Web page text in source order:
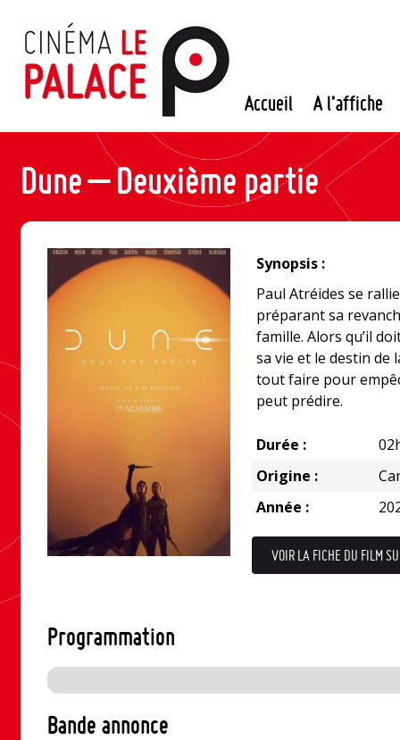
contenu
Accueil A l’affiche
Dune – Deuxième partie
Synopsis :
Paul Atréides se
préparant sa
famille. Alors qu’il
sa vie et le destin de
tout faire pour
peut prédire.
Durée :
Origine :
Année :
VOIR LA FICHE DU FILM
Programmation
Bande annonce